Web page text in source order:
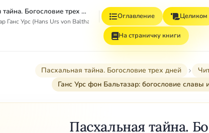
Пасхальная тайна. Богословие трех дней
Ганс Урс (Hans Urs von Balthasar)
Оглавление Целиком
На страничку книги
Пасхальная тайна. Богословие трех дней
Ганс Урс фон Бальтазар: богословие славы
Пасхальная тайна.